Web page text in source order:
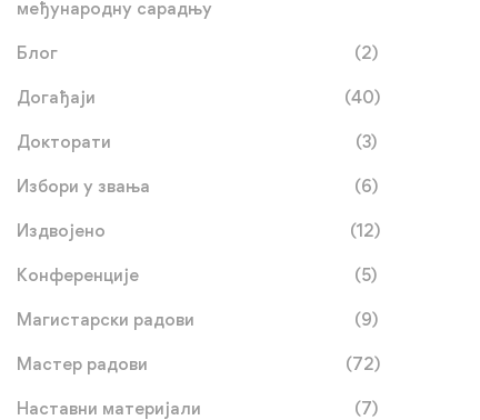
међународну сарадњу
Блог (2)
Догађаји (40)
Докторати (3)
Избори у звања (6)
Издвојено (12)
Конференције (5)
Магистарски радови (9)
Мастер радови (72)
Наставни материјали (7)